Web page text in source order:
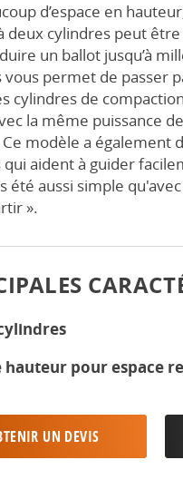
d’espace en
deux cylindres peut
un ballot jusqu’à
vous permet de passer
cylindres de
la même puissance
modèle a également
aident à guider
été aussi simple
».
hauteur pour espace
UN DEVIS